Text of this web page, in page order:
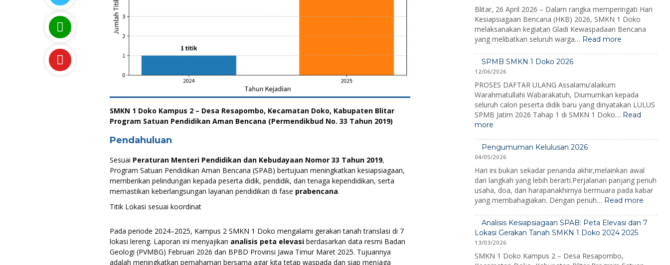
SMKN 1 Doko Kampus 2 – Desa Resapombo, Kecamatan Doko, Kabupaten Blitar
Program Satuan Pendidikan Aman Bencana (Permendikbud No. 33 Tahun 2019)
Pendahuluan
Sesuai Peraturan Menteri Pendidikan dan Kebudayaan Nomor 33 Tahun 2019,
Program Satuan Pendidikan Aman Bencana (SPAB) bertujuan meningkatkan kesiapsiagaan,
memberikan pelindungan kepada peserta didik, pendidik, dan tenaga kependidikan, serta
memastikan keberlangsungan layanan pendidikan di fase prabencana.
Titik Lokasi sesuai koordinat
Pada periode 2024–2025, Kampus 2 SMKN 1 Doko mengalami gerakan tanah translasi di 7
lokasi lereng. Laporan ini menyajikan analisis peta elevasi berdasarkan data resmi Badan
Geologi (PVMBG) Februari 2026 dan BPBD Provinsi Jawa Timur Maret 2025. Tujuannya
adalah meningkatkan pemahaman bersama agar kita tetap waspada dan siap menjaga
Mengenalkan
Lingkungan,
dan
Menumbuhkan
Semangat
Blitar, 26 April 2026 – Dalam rangka memperingati Hari
Kesiapsiagaan Bencana (HKB) 2026, SMKN 1 Doko
melaksanakan kegiatan Gladi Kewaspadaan Bencana
yang melibatkan seluruh warga… Read more:
1
Kewaspadaan
Bencana
dalam
Peringatan
SPMB SMKN 1 Doko 2026
12/06/2026
PROSES DAFTAR ULANG Assalamu’alaikum
Warahmatullahi Wabarakatuh, Diumumkan kepada
seluruh calon peserta didik baru yang dinyatakan LULUS
SPMB Jatim 2026 Tahap 1 di SMKN 1 Doko… Read
more:
SMKN
1
Doko
2026
Pengumuman Kelulusan 2026
04/05/2026
Hari ini bukan sekadar penanda akhir,melainkan awal
dari langkah yang lebih berarti.Perjalanan panjang penuh
usaha, doa, dan harapanakhirnya bermuara pada kabar
yang membahagiakan. Dengan penuh… Read more:
2026
Analisis Kesiapsiagaan SPAB: Peta Elevasi dan 7
Lokasi Gerakan Tanah SMKN 1 Doko 2024 2025
13/03/2026
SMKN 1 Doko Kampus 2 – Desa Resapombo,